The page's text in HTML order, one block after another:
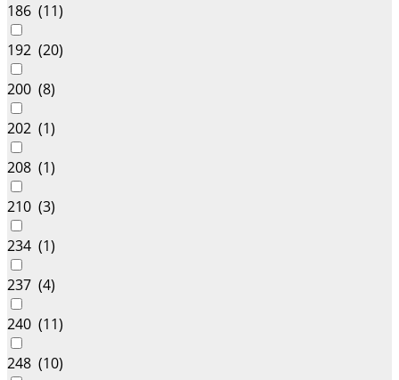
186 (11)
192 (20)
200 (8)
202 (1)
208 (1)
210 (3)
234 (1)
237 (4)
240 (11)
248 (10)